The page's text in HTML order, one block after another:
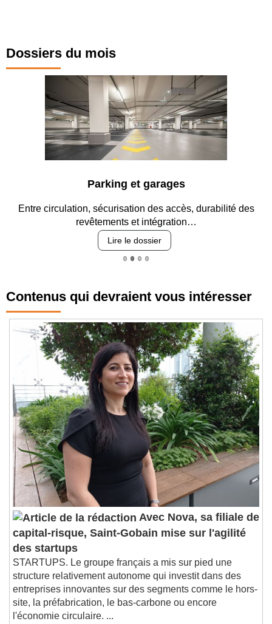
Dossiers du mois
Parking et garages
Entre circulation, sécurisation des accès, durabilité des
revêtements et intégration…
Lire le dossier
Contenus qui devraient vous intéresser
Avec Nova, sa filiale de
capital-risque, Saint-Gobain mise sur l'agilité
des startups
STARTUPS. Le groupe français a mis sur pied une
structure relativement autonome qui investit dans des
entreprises innovantes sur des segments comme le hors-
site, la préfabrication, le bas-carbone ou encore
l'économie circulaire. ...